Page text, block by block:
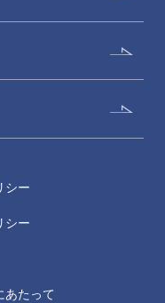
シー
シー
あたって